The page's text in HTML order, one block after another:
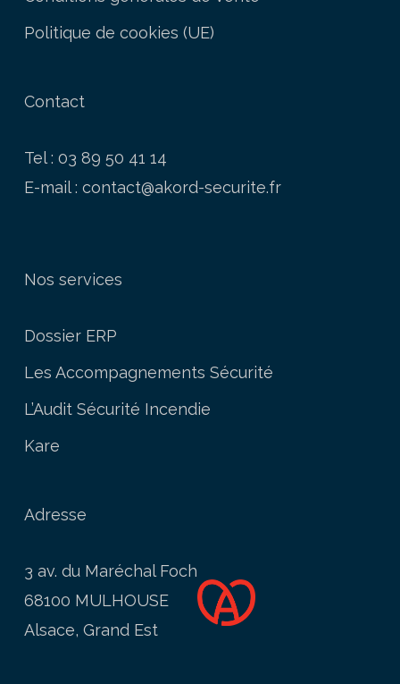
Politique de cookies (UE)
Contact
Tel : 03 89 50 41 14
E-mail : contact@akord-securite.fr
Nos services
Dossier ERP
Les Accompagnements Sécurité
L’Audit Sécurité Incendie
Kare
Adresse
3 av. du Maréchal Foch
68100 MULHOUSE
Alsace, Grand Est